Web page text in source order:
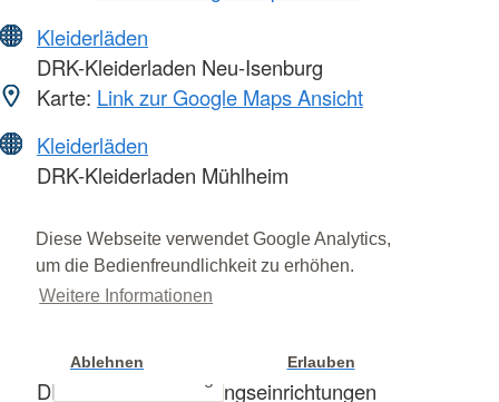
Diese Webseite verwendet Google Analytics,
um die Bedienfreundlichkeit zu erhöhen.
Weitere Informationen
Ablehnen Erlauben
Kleiderläden
DRK-Kleiderladen Neu-Isenburg
Karte: Link zur Google Maps Ansicht
Kleiderläden
DRK-Kleiderladen Mühlheim
Krankenhaus
DRK Krankenhäuser in Hessen
Karte:Link zur Google Maps Ansicht
Kur- und Erholungseinrichtung
DRK Kur- und Erholungseinrichtungen